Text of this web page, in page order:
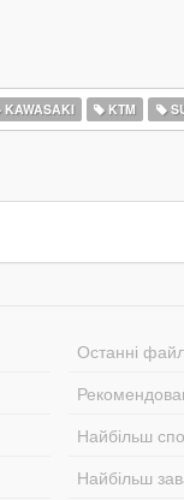
KAWASAKI KTM
Останні
Найбільш
Найбільш